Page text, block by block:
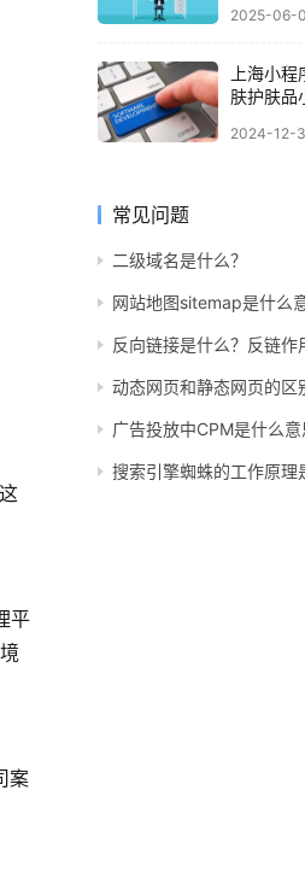
平
案
2025-06-
上海小
肤护肤品
2024-12-
常见问题
二级域名是什么？
网站地图sitemap是什么
反向链接是什么？反链作
动态网页和静态网页的区
广告投放中CPM是什么意
搜索引擎蜘蛛的工作原理